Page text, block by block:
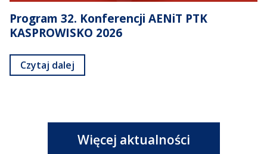
Program 32. Konferencji AENiT PTK
KASPROWISKO 2026
Czytaj dalej
Więcej aktualności